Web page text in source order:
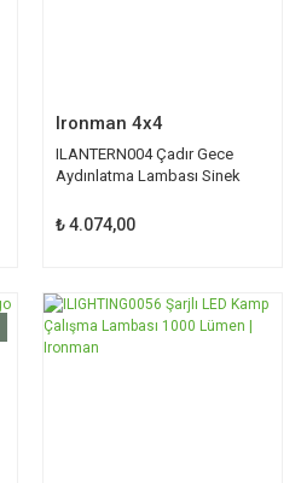
Ironman 4x4
ILANTERN004 Çadır Gece
Aydınlatma Lambası Sinek
₺ 4.074,00